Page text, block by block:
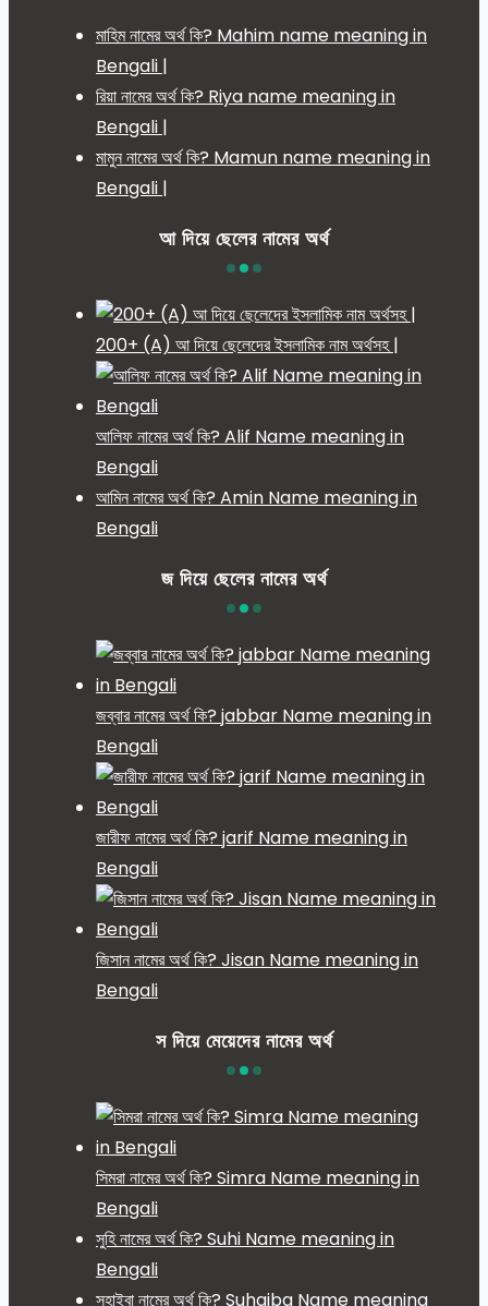
মাহিম নামের অর্থ কি? Mahim name meaning in
Bengali |
রিয়া নামের অর্থ কি? Riya name meaning in
Bengali |
মামুন নামের অর্থ কি? Mamun name meaning in
Bengali |
আ দিয়ে ছেলের নামের অর্থ
200+ (A) আ দিয়ে ছেলেদের ইসলামিক নাম অর্থসহ |
আলিফ নামের অর্থ কি? Alif Name meaning in
Bengali
আমিন নামের অর্থ কি? Amin Name meaning in
Bengali
জ দিয়ে ছেলের নামের অর্থ
জব্বার নামের অর্থ কি? jabbar Name meaning in
Bengali
জারীফ নামের অর্থ কি? jarif Name meaning in
Bengali
জিসান নামের অর্থ কি? Jisan Name meaning in
Bengali
স দিয়ে মেয়েদের নামের অর্থ
সিমরা নামের অর্থ কি? Simra Name meaning in
Bengali
সুহি নামের অর্থ কি? Suhi Name meaning in
Bengali
সুহাইবা নামের অর্থ কি? Suhaiba Name meaning